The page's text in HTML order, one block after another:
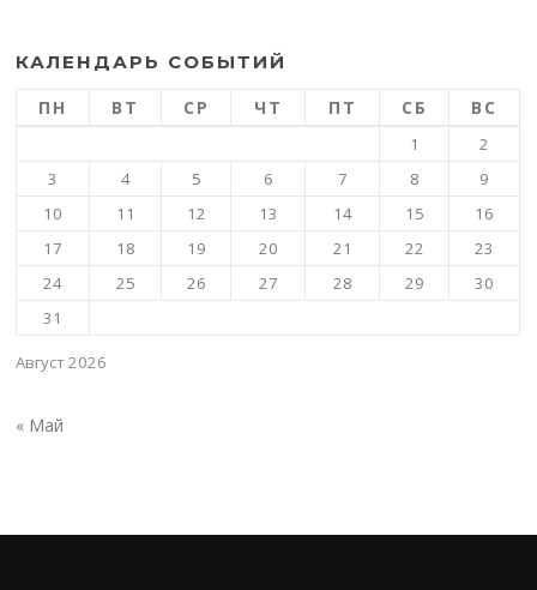
КАЛЕНДАРЬ СОБЫТИЙ
Август 2026
ПН ВТ СР ЧТ ПТ СБ ВС
1
2
3
4 5 6 7 8
9
10
11 12 13 14 15
16
17
18 19 20 21 22
23
24
25 26 27 28 29
30
31
« Май